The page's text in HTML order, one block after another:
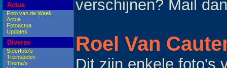
Actua
Foto van de Week
Actua
Fotoactua
Updates
Diverse
Sfeerfoto's
Treinspelen
Thema's
verschijnen? Mail
Roel Van
Dit zijn enkele foto's